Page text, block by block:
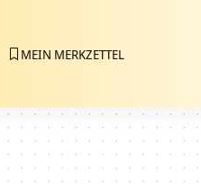
MEIN MERKZETTEL